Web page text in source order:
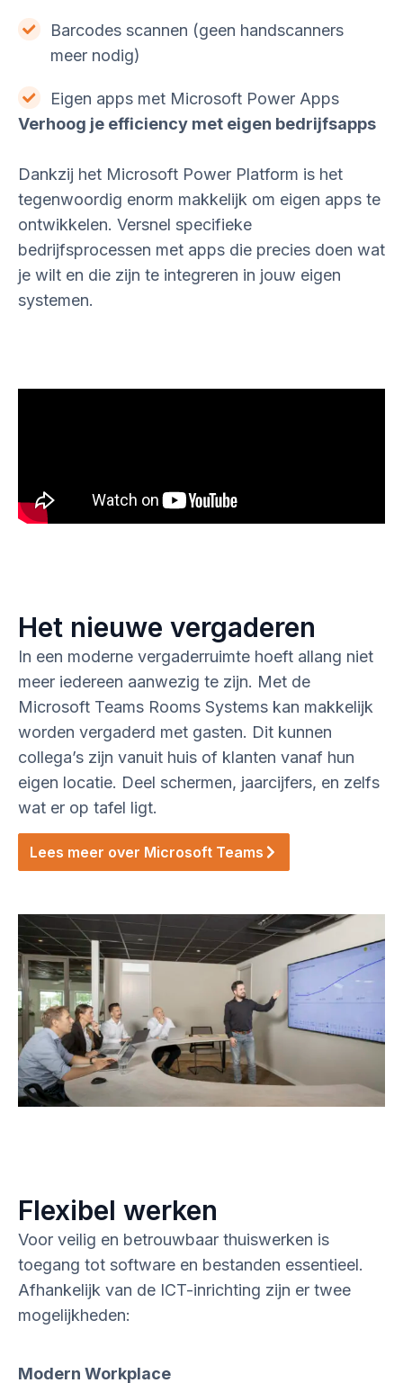
Barcodes scannen (geen handscanners
meer nodig)
Eigen apps met Microsoft Power Apps
Verhoog je efficiency met eigen bedrijfsapps
Dankzij het Microsoft Power Platform is het
tegenwoordig enorm makkelijk om eigen apps te
ontwikkelen. Versnel specifieke
bedrijfsprocessen met apps die precies doen wat
je wilt en die zijn te integreren in jouw eigen
systemen.
Het nieuwe vergaderen
In een moderne vergaderruimte hoeft allang niet
meer iedereen aanwezig te zijn. Met de
Microsoft Teams Rooms Systems kan makkelijk
worden vergaderd met gasten. Dit kunnen
collega’s zijn vanuit huis of klanten vanaf hun
eigen locatie. Deel schermen, jaarcijfers, en zelfs
wat er op tafel ligt.
Lees meer over Microsoft Teams
Flexibel werken
Voor veilig en betrouwbaar thuiswerken is
toegang tot software en bestanden essentieel.
Afhankelijk van de ICT-inrichting zijn er twee
mogelijkheden:
Modern Workplace